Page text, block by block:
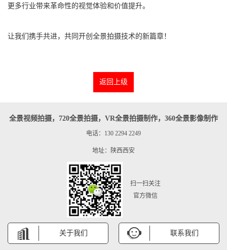
更多行业带来革命性的视觉体验和价值提升。
让我们携手共进，共同开创全景拍摄技术的新篇章！
返回上级
全景视频拍摄，720全景拍摄，VR全景拍摄制作，360全景影像制作
电话：130 2294 2249
地址：陕西西安
扫一扫关注
官方微信
关于我们 联系我们